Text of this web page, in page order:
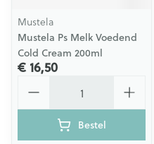
Mustela
Mustela Ps Melk Voedend
Cold Cream 200ml
€ 16,50
Bestel